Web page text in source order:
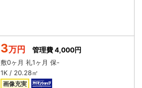
3万円
管理費 4,000円
敷0ヶ月 礼1ヶ月 保-
1K / 20.28㎡
画像充実